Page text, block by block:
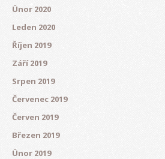
Únor 2020
Leden 2020
Říjen 2019
Září 2019
Srpen 2019
Červenec 2019
Červen 2019
Březen 2019
Únor 2019